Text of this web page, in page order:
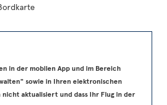
in der mobilen App und im Bereich
sowie in Ihren elektronischen
aktualisiert und dass Ihr Flug in der